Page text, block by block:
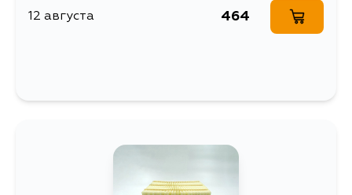
12 августа 464